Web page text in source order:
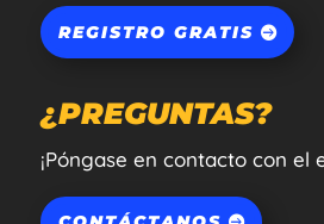
REGISTRO GRATIS
¿PREGUNTAS?
¡Póngase en contacto con el